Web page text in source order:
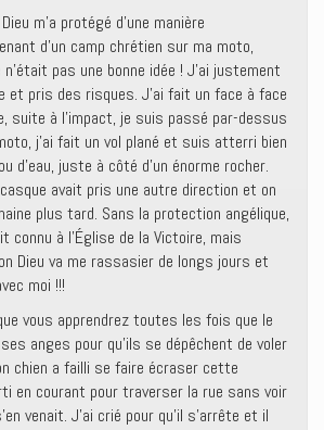
m’a protégé d’une manière
d’un camp chrétien sur ma moto,
pas une bonne idée ! J’ai justement
et pris des risques. J’ai fait un face à face
suite à l’impact, je suis passé par-dessus
j’ai fait un vol plané et suis atterri bien
d’eau, juste à côté d’un énorme rocher.
avait pris une autre direction et on
plus tard. Sans la protection angélique,
connu à l’Église de la Victoire, mais
Dieu va me rassasier de longs jours et
moi !!!
vous apprendrez toutes les fois que le
anges pour qu’ils se dépêchent de voler
chien a failli se faire écraser cette
en courant pour traverser la rue sans voir
venait. J’ai crié pour qu’il s’arrête et il